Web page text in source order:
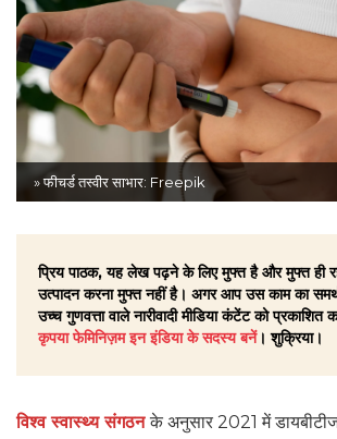
» फीचर्ड तस्वीर साभार: Freepik
प्रिय पाठक, यह लेख पढ़ने के लिए मुफ्त है और मुफ्त ही
उत्पादन करना मुफ्त नहीं है। अगर आप उस काम का
उच्च गुणवत्ता वाले नारीवादी मीडिया कंटेंट को
कृपया फेमिनिज़म इन इंडिया के सदस्य बनें। शुक्रिया।
विश्व स्वास्थ्य संगठनके अनुसार 2021 में